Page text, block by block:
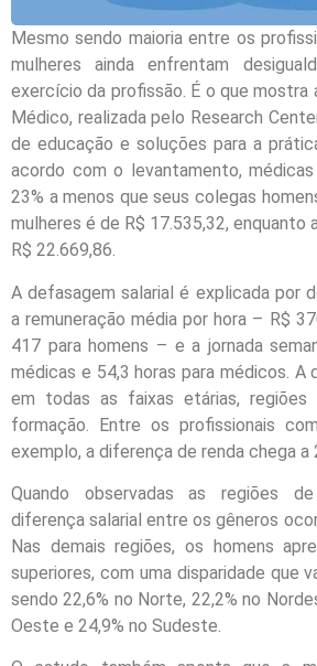
Mesmo sendo maioria entre os
mulheres ainda enfrentam
exercício da profissão. É o que mostra
Médico, realizada pelo Research
de educação e soluções para a
acordo com o levantamento,
23% a menos que seus colegas
mulheres é de R$ 17.535,32, enquanto
R$ 22.669,86.
A defasagem salarial é explicada por
a remuneração média por hora – R$
417 para homens – e a jornada
médicas e 54,3 horas para médicos. A
em todas as faixas etárias,
formação. Entre os profissionais
exemplo, a diferença de renda chega a
Quando observadas as regiões
diferença salarial entre os gêneros
Nas demais regiões, os homens
superiores, com uma disparidade que
sendo 22,6% no Norte, 22,2% no
Oeste e 24,9% no Sudeste.